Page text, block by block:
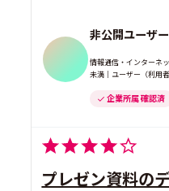
非公開ユーザー
情報通信・インターネ
未満｜ユーザー（利用
企業所属 確認済
プレゼン資料の